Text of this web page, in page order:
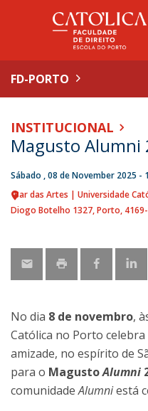
FD-PORTO
INSTITUCIONAL
Magusto Alumni
Sábado , 08 de November 2025 -
Bar das Artes | Universidade
Diogo Botelho 1327 Porto
No dia 8 de novembro,
Católica no Porto
amizade, no espírito de
para o MagustoAlumni
comunidadeAlumniestá